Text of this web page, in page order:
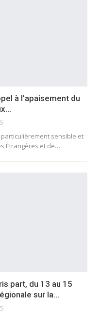
à l’apaisement du
sensible et
Étrangères et de…
part, du 13 au 15
sur la…